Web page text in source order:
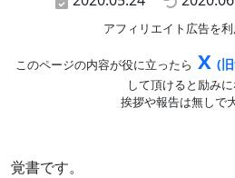
アフィリエイト広告を
このページの内容が役に立ったら X (
して頂けると励み
挨拶や報告は無しで
覚書です。